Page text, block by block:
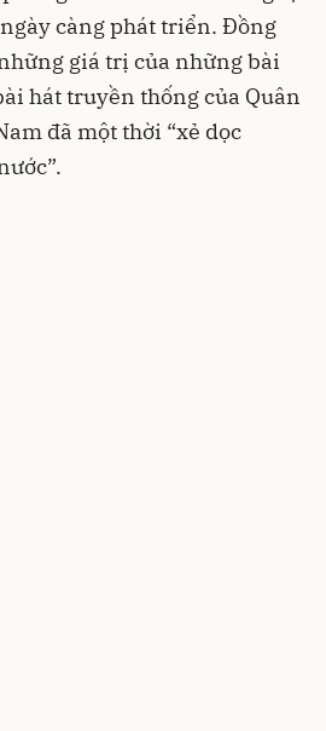
càng phát triển. Đồng
giá trị của những bài
hát truyền thống của Quân
đã một thời “xẻ dọc